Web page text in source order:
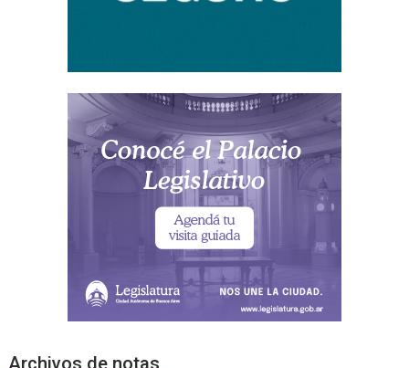
Archivos de notas